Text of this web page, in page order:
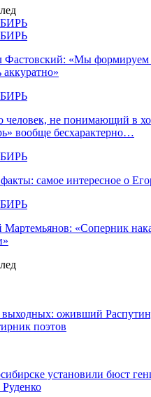
Фастовский: «Мы формируем
аккуратно»
человек, не понимающий в
вообще бесхарактерно…
самое интересное о
Мартемьянов: «Соперник
оживший
поэтов
установили бюст